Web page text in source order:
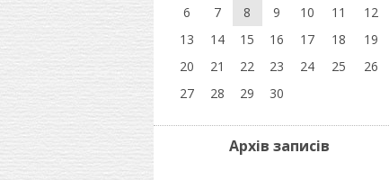
6
7 8 9 10 11
12
13
14 15 16 17 18
19
20
21 22 23 24 25
26
27
28 29 30
Архів записів